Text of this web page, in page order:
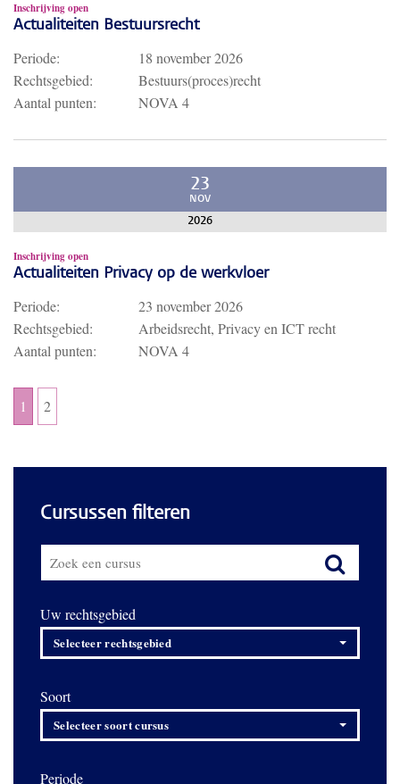
Inschrijving open
Actualiteiten Bestuursrecht
Periode:
18 november 2026
Rechtsgebied:
Bestuurs(proces)recht
Aantal punten:
NOVA 4
23
NOV
2026
Inschrijving open
Actualiteiten Privacy op de werkvloer
Periode:
23 november 2026
Rechtsgebied:
Arbeidsrecht, Privacy en ICT recht
Aantal punten:
NOVA 4
1 2
Cursussen filteren
Uw rechtsgebied
Selecteer rechtsgebied
Soort
Selecteer soort cursus
Periode